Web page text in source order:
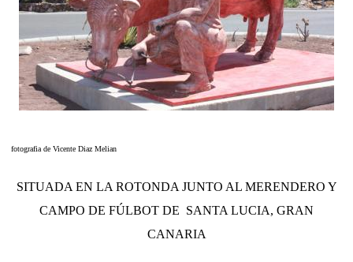
fotografia de Vicente Diaz Melian
SITUADA EN LA ROTONDA JUNTO AL MERENDERO Y
CAMPO DE FÚLBOT DE SANTA LUCIA, GRAN
CANARIA